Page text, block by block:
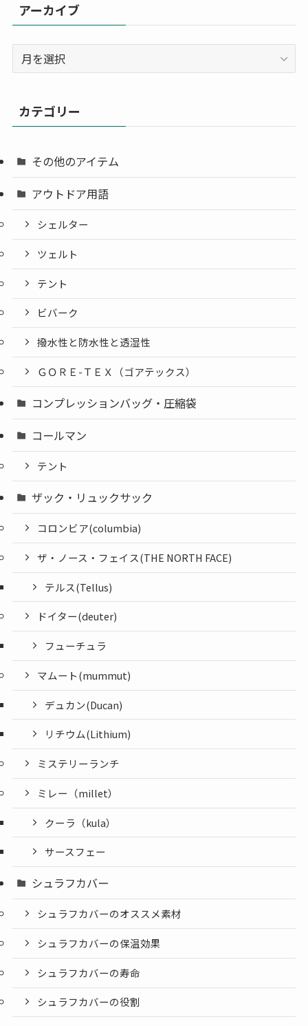
アーカイブ
ー
ブ
カテゴリー
その他のアイテム
アウトドア用語
シェルター
ツェルト
テント
ビバーク
撥水性と防水性と透湿性
ＧＯＲＥ-ＴＥＸ（ゴアテックス）
コンプレッションバッグ・圧縮袋
コールマン
テント
ザック・リュックサック
コロンビア(columbia)
ザ・ノース・フェイス(THE NORTH FACE)
テルス(Tellus)
ドイター(deuter)
フューチュラ
マムート(mummut)
デュカン(Ducan)
リチウム(Lithium)
ミステリーランチ
ミレー（millet）
クーラ（kula）
サースフェー
シュラフカバー
シュラフカバーのオススメ素材
シュラフカバーの保温効果
シュラフカバーの寿命
シュラフカバーの役割